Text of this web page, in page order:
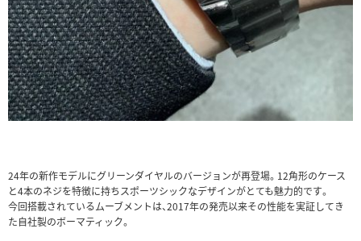
24年の新作モデルにグリーンダイヤルのバージョンが再登場。12角形のケース
と4本のネジを特徴に持ちスポーツシックなデザインがとても魅力的です。
今回搭載されているムーブメントは、2017年の発売以来その性能を実証してき
た自社製のボーマティック。